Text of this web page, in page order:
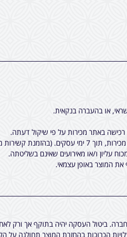
או בהעברה בנקאית.
באתר מכירות על פי שיקול דעתה.
עוד עיכוב קטן).
עליון ו/או מאירועים שאינם בשליטתה.
המוצר באופן עצמאי.
ביטול העסקה יהיה בתוקף אך ורק
הכרוכות בהחזרת המוצר תחולנה על